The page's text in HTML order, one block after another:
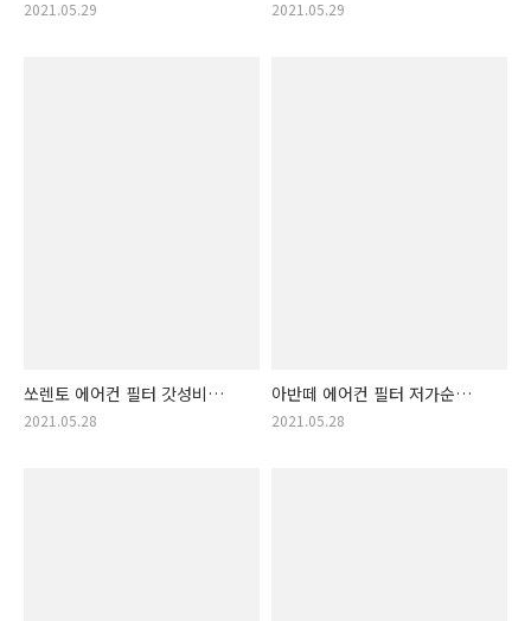
상품! G80 에어컨필터 가격순
2021.05.29
뛰어난 제품 알림. 팰리세이드
2021.05.29
쏘렌토 에어컨 필터 갓성비
순위 정보. 쏘렌토 에어컨필터
2021.05.28
아반떼 에어컨 필터 저가순
추천 제품! 아반떼 에어컨필터
2021.05.28